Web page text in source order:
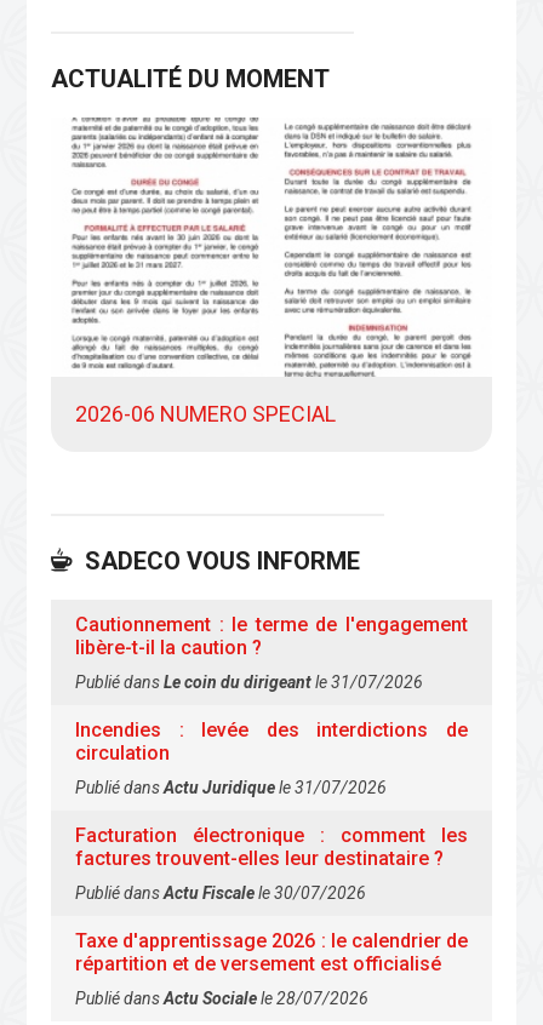
ACTUALITÉ DU MOMENT
2026-06 NUMERO SPECIAL
SADECO VOUS INFORME
Cautionnement : le terme de l'engagement
libère-t-il la caution ?
Publié dansLe coin du dirigeantle 31/07/2026
Incendies : levée des interdictions de
circulation
Publié dansActu Juridiquele 31/07/2026
Facturation électronique : comment les
factures trouvent-elles leur destinataire ?
Publié dansActu Fiscalele 30/07/2026
Taxe d'apprentissage 2026 : le calendrier de
répartition et de versement est officialisé
Publié dansActu Socialele 28/07/2026